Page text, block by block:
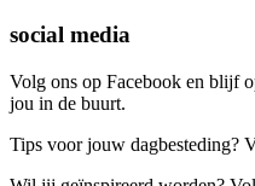
social media
Volg ons op Facebook en blijf
jou in de buurt.
Tips voor jouw dagbesteding?